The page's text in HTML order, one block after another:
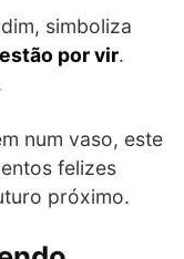
simboliza
por vir.
num vaso, este
felizes
próximo.